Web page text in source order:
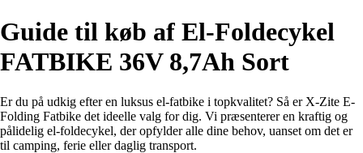
Guide til køb af El-Foldecykel
FATBIKE 36V 8,7Ah Sort
Er du på udkig efter en luksus el-fatbike i topkvalitet? Så er X-Zite E-
Folding Fatbike det ideelle valg for dig. Vi præsenterer en kraftig og
pålidelig el-foldecykel, der opfylder alle dine behov, uanset om det er
til camping, ferie eller daglig transport.